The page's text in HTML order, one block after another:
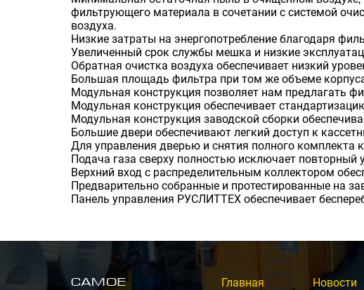
фильтрующего материала в сочетании с системой
воздуха.
Низкие затраты на энергопотребление благодаря
Увеличенный срок службы мешка и низкие
Обратная очистка воздуха обеспечивает низкий
Большая площадь фильтра при том же объеме
Модульная конструкция позволяет нам предлагать
Модульная конструкция обеспечивает
Модульная конструкция заводской сборки
Большие двери обеспечивают легкий доступ к
Для управления дверью и снятия полного комплекта
Подача газа сверху полностью исключает повторный
Верхний вход с распределительным коллектором
Предварительно собранные и протестированные на
Панель управления РУСЛИТТЕХ обеспечивает
Самое
Главная
Новости